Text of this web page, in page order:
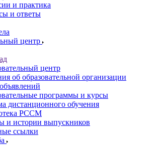
и практика
и ответы
центр
центр
об образовательной организации
программы и курсы
дистанционного обучения
РССМ
и истории выпускников
ссылки